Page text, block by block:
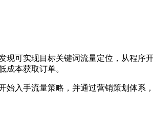
可实现目标关键词流量定位，从程
成本获取订单。
入手流量策略，并通过营销策划体系